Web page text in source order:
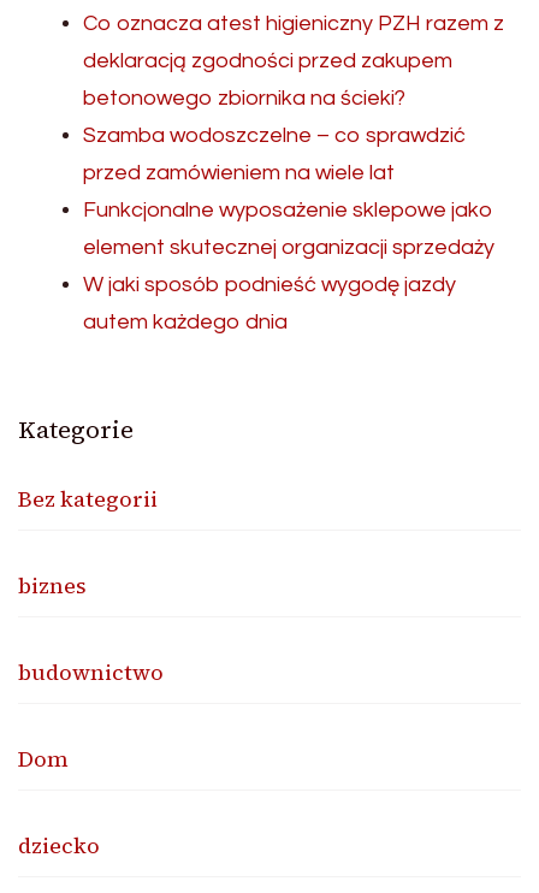
Co oznacza atest higieniczny PZH razem z
deklaracją zgodności przed zakupem
betonowego zbiornika na ścieki?
Szamba wodoszczelne – co sprawdzić
przed zamówieniem na wiele lat
Funkcjonalne wyposażenie sklepowe jako
element skutecznej organizacji sprzedaży
W jaki sposób podnieść wygodę jazdy
autem każdego dnia
Kategorie
Bez kategorii
biznes
budownictwo
Dom
dziecko